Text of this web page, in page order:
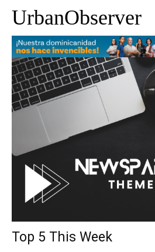
UrbanObserver
Top 5 This Week